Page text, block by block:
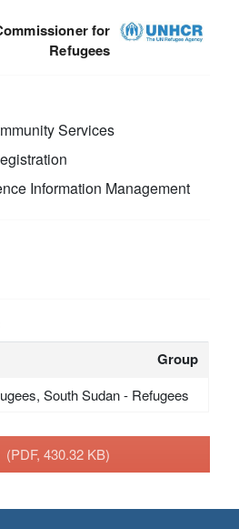
for
Refugees
Services
Information Management
Group
South Sudan - Refugees
(PDF, 430.32 KB)